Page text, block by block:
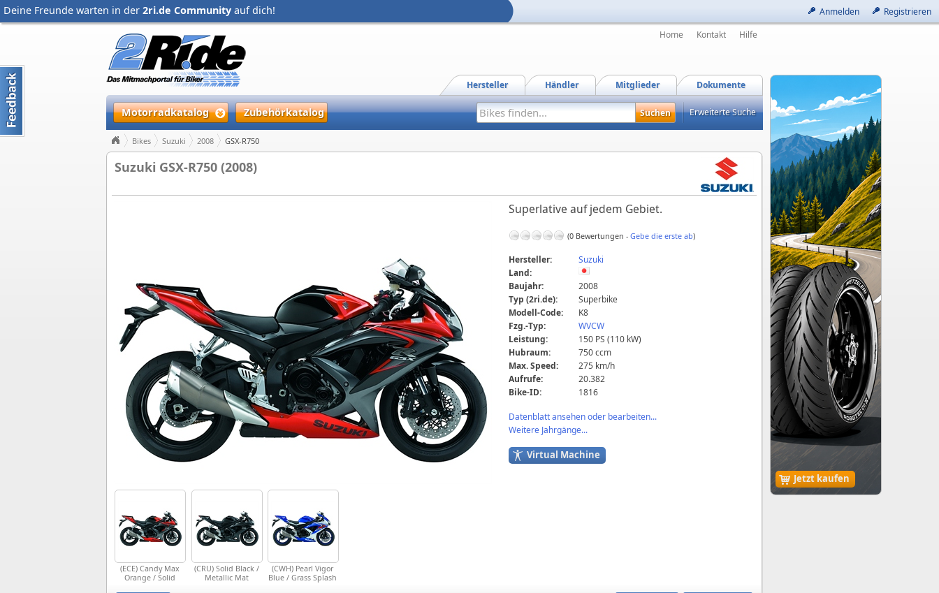
Anmelden Registrieren
Deine Freunde warten in der 2ri.de Community auf dich!
Jetzt kaufen
Home Kontakt Hilfe
Dokumente
Mitglieder
Händler
Hersteller
Motorradkatalog Zubehörkatalog Erweiterte Suche
Bikes Suzuki 2008 GSX-R750
Suzuki GSX-R750 (2008)
Superlative auf jedem Gebiet.
(0 Bewertungen - Gebe die erste ab)
Hersteller:
Suzuki
Land:
Baujahr:
2008
Typ (2ri.de):
Superbike
Modell-Code:
K8
Fzg.-Typ:
WVCW
Leistung:
150 PS (110 kW)
Hubraum:
750 ccm
Max. Speed:
275 km/h
Aufrufe:
20.382
Bike-ID:
1816
Datenblatt ansehen oder bearbeiten...
Weitere Jahrgänge...
Virtual Machine
(ECE) Candy Max
Orange / Solid
(CRU) Solid Black /
Metallic Mat
(CWH) Pearl Vigor
Blue / Grass Splash